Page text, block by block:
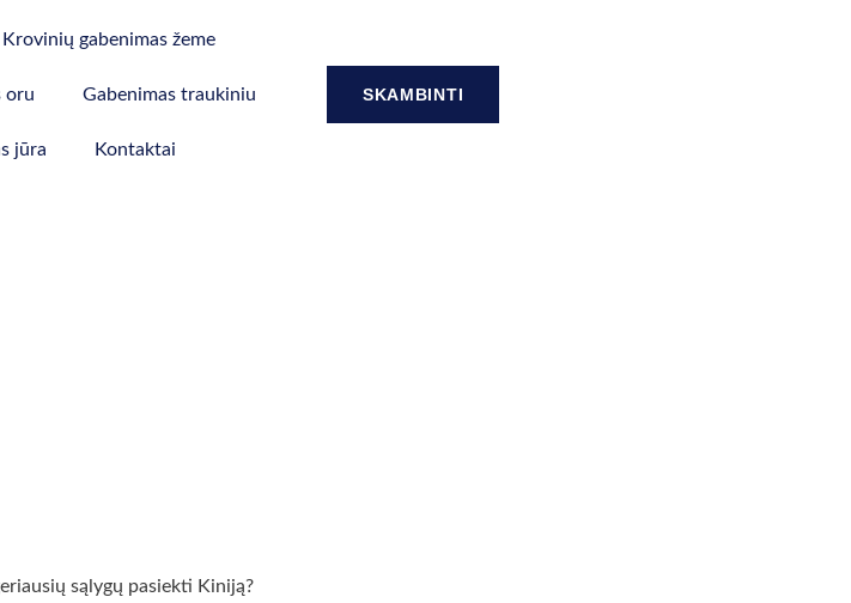
Krovinių gabenimas žeme
oru Gabenimas traukiniu
jūra Kontaktai
SKAMBINTI
sąlygų pasiekti Kiniją?